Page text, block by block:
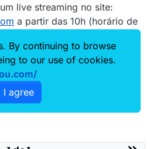
live streaming no site:
a partir das 10h (horário de
em tempo real podem ser
audi sport ou pelas
e facebook.
By continuing to browse
to our use of cookies.
I agree